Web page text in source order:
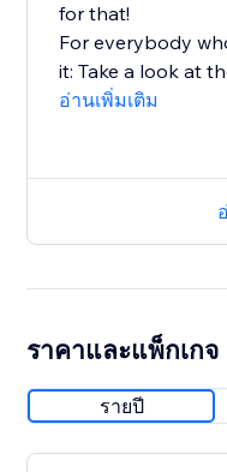
for that!
For everybody
it: Take a look at
อ่านเพิ่มเติม
ราคาและแพ็กเกจ
รายปี